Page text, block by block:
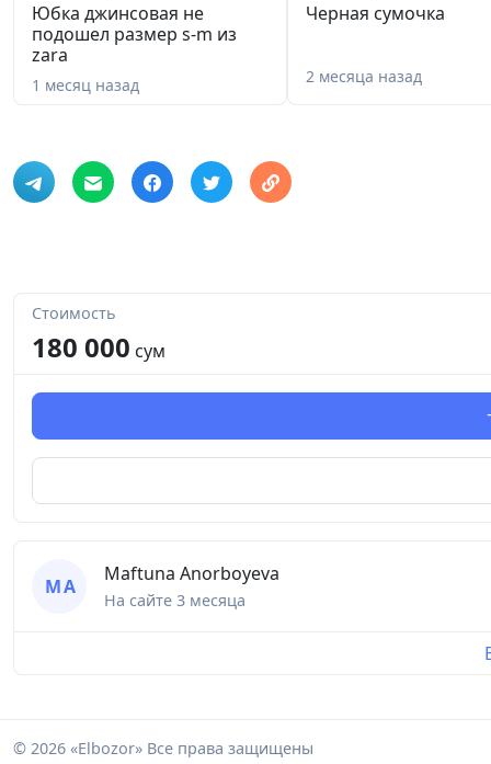
Юбка джинсовая не
подошел размер s-m из
zara
1 месяц назад
Черная сумочка
2 месяца назад
Стоимость
180 000 сум
M A
Maftuna Anorboyeva
На сайте 3 месяца
© 2026 «Elbozor» Все права защищены